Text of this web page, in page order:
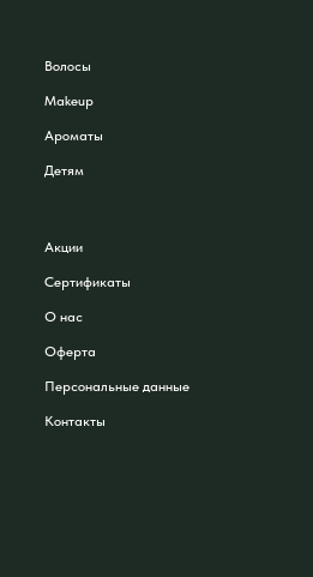
Волосы
Makeup
Ароматы
Детям
Акции
Сертификаты
О нас
Оферта
Персональные данные
Контакты